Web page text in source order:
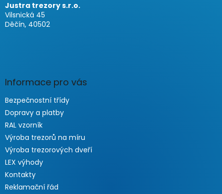
Justra trezory s.r.o.
Vilsnická 45
Děčín, 40502
Informace pro vás
Bezpečnostní třídy
Dopravy a platby
RAL vzorník
Výroba trezorů na míru
Výroba trezorových dveří
LEX výhody
Kontakty
Reklamační řád